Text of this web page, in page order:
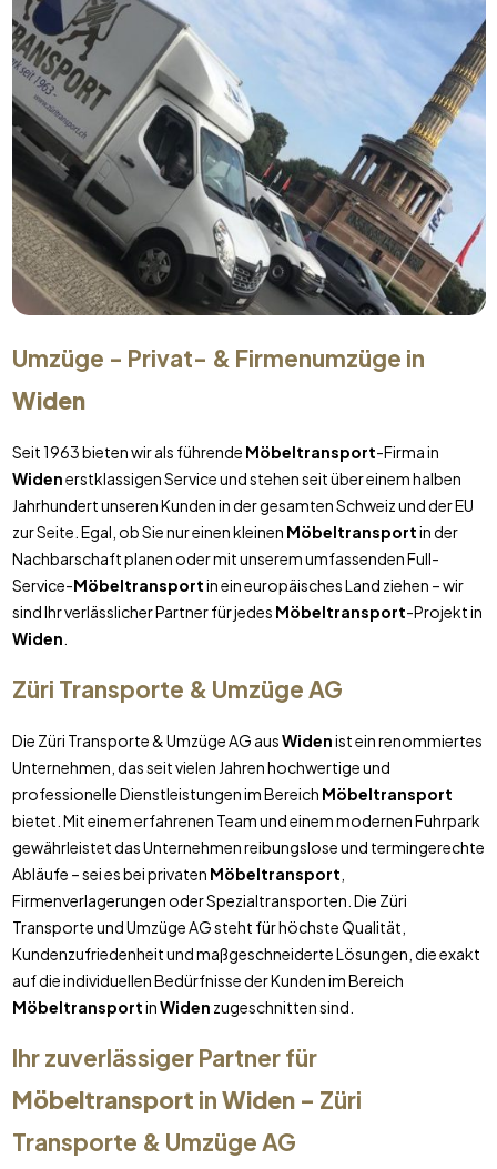
Umzüge - Privat- & Firmenumzüge in
Widen
Seit 1963 bieten wir als führende Möbeltransport-Firma in
Widenerstklassigen Service und stehen seit über einem halben
Jahrhundert unseren Kunden in der gesamten Schweiz und der EU
zur Seite. Egal, ob Sie nur einen kleinen Möbeltransportin der
Nachbarschaft planen oder mit unserem umfassenden Full-
Service-Möbeltransportin ein europäisches Land ziehen – wir
sind Ihr verlässlicher Partner für jedes Möbeltransport-Projekt in
Widen
Züri Transporte & Umzüge AG
Die Züri Transporte & Umzüge AG ausWidenist ein renommiertes
Unternehmen, das seit vielen Jahren hochwertige und
professionelle Dienstleistungen im Bereich Möbeltransport
bietet. Mit einem erfahrenen Team und einem modernen Fuhrpark
gewährleistet das Unternehmen reibungslose und termingerechte
Abläufe – sei es bei privaten Möbeltransport
Firmenverlagerungen oder Spezialtransporten. Die Züri
Transporte und Umzüge AG steht für höchste Qualität,
Kundenzufriedenheit und maßgeschneiderte Lösungen, die exakt
auf die individuellen Bedürfnisse der Kunden im Bereich
MöbeltransportinWiden zugeschnitten sind.
Ihr zuverlässiger Partner für
Möbeltransport inWiden– Züri
Transporte & Umzüge AG